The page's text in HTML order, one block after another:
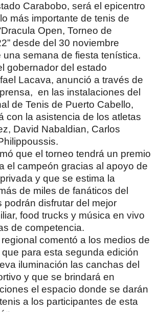
Carabobo, será el epicentro
más importante de tenis de
Open, Torneo de
desde del 30 noviembre
semana de fiesta tenística.
gobernador del estado
Lacava, anunció a través de
en las instalaciones del
de Tenis de Puerto Cabello,
con la asistencia de los atletas
David Nabaldian, Carlos
que el torneo tendrá un premio
el campeón gracias al apoyo de
y que se estima la
de miles de fanáticos del
disfrutar del mejor
food trucks y música en vivo
de competencia.
comentó a los medios de
para esta segunda edición
iluminación las canchas del
y que se brindará en
el espacio donde se darán
a los participantes de esta